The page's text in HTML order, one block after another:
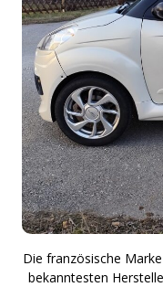
Die französische
bekanntesten